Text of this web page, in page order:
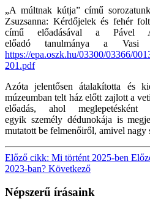
„A múltnak kútja” című
Zsuzsanna: Kérdőjelek és fehér
című előadásával a Pável
előadótanulmánya a Vasi
https://epa.oszk.hu/03300/03366/
201.pdf
Azóta jelentősenátalakította és
múzeumban telt ház előtt zajlott a
előadás, ahol meglepetésként
egyik személy dédunokája is
mutatott be felmenőiről, amivel nagy
Előző cikk: Mi történt 2025-ben
2023-ban? Következő
Népszerű írásaink